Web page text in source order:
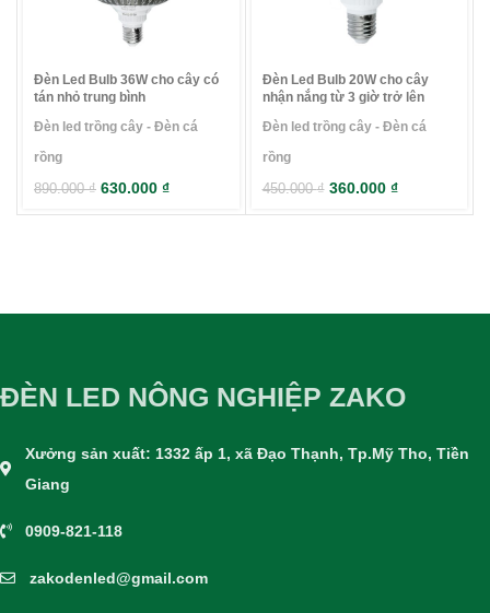
Đèn Led Bulb 36W cho cây có
tán nhỏ trung bình
Đèn led trồng cây - Đèn cá
rồng
890.000₫ 630.000 ₫
Đèn Led Bulb 20W cho cây
nhận nắng từ 3 giờ trở lên
Đèn led trồng cây - Đèn cá
rồng
450.000₫ 360.000 ₫
ĐÈN LED NÔNG NGHIỆP ZAKO
Xưởng sản xuất: 1332 ấp 1, xã Đạo Thạnh, Tp.Mỹ Tho, Tiền
Giang
0909-821-118
zakodenled@gmail.com